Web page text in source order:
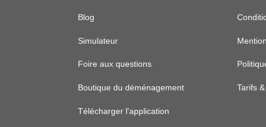
Blog
Simulateur
Foire aux questions
Boutique du déménagement
Télécharger l'application
Tarifs